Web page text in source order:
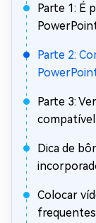
Parte 1: É
Parte 2:
Parte 3:
Dica de
Colocar